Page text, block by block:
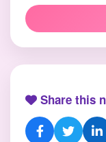
Share this